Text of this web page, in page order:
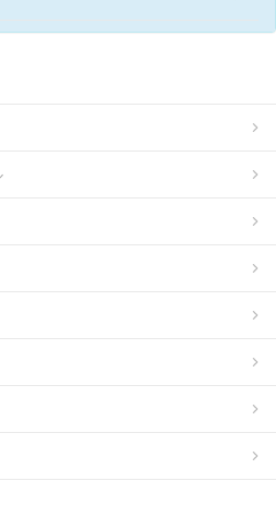
森町 / 西賀茂鑓磨岩 / 平野上
平野桜木町 / 平野鳥居前町 /
町 / 真弓善福 / 真弓八幡町 /
野上石龍町 / 紫野上築山町 /
野北花ノ坊町 / 紫野北舟岡町
柏野町 / 紫野下石龍町 / 紫野
/ 紫野下御輿町 / 紫野下門前
若草町 / 紫野十二坊町 / 紫野
泉堂町 / 紫野西土居町 / 紫野
野東御所田町 / 紫野東泉堂町
坊町 / 紫野南舟岡町 / 紫野宮